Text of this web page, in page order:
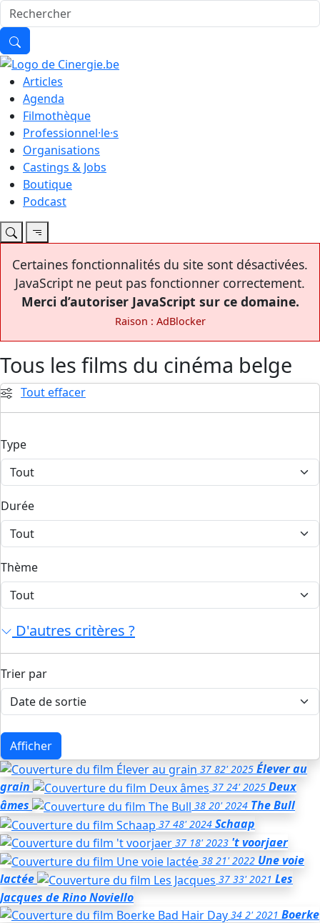
Articles
Agenda
Filmothèque
Professionnel·le·s
Organisations
Castings & Jobs
Boutique
Podcast
Certaines fonctionnalités du site sont désactivées.
JavaScript ne peut pas fonctionner correctement.
Merci d’autoriser JavaScript sur ce domaine.
Raison : AdBlocker
Tous les films du cinéma belge
Tout effacer
Type
Durée
Thème
D'autres critères ?
Trier par
Afficher
37 82' 2025 Élever au
grain
37 24' 2025 Deux
âmes
38 20' 2024 The Bull
37 48' 2024 Schaap
37 18' 2023 't voorjaer
38 21' 2022 Une voie
lactée
37 33' 2021 Les
Jacques de Rino Noviello
34 2' 2021 Boerke